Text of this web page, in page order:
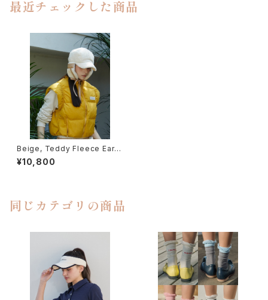
最近チェックした商品
Beige, Teddy Fleece Ear-c
overed Ballcap
¥10,800
同じカテゴリの商品